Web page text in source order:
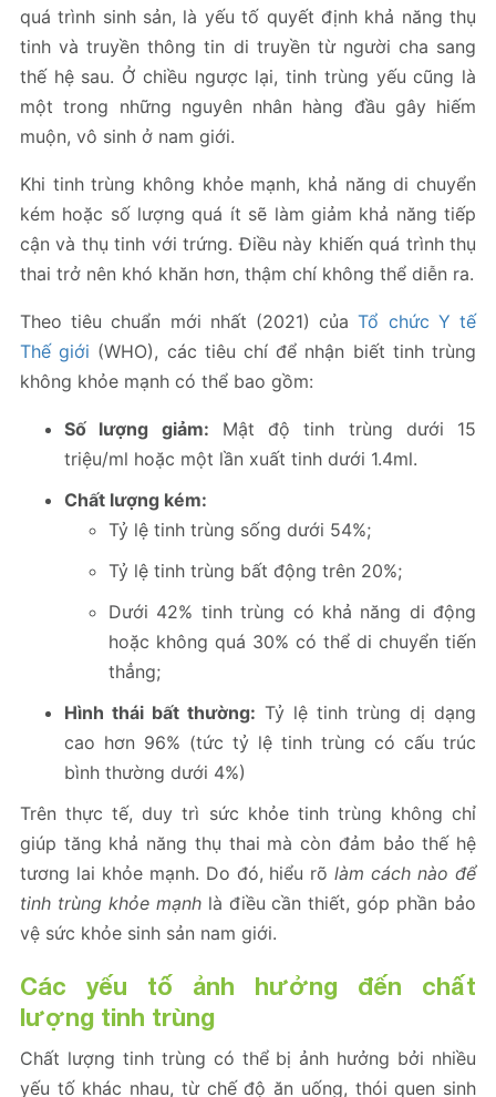
quá trình sinh sản, là yếu tố quyết định khả năng thụ
tinh và truyền thông tin di truyền từ người cha sang
thế hệ sau. Ở chiều ngược lại, tinh trùng yếu cũng là
một trong những nguyên nhân hàng đầu gây hiếm
muộn, vô sinh ở nam giới.
Khi tinh trùng không khỏe mạnh, khả năng di chuyển
kém hoặc số lượng quá ít sẽ làm giảm khả năng tiếp
cận và thụ tinh với trứng. Điều này khiến quá trình thụ
thai trở nên khó khăn hơn, thậm chí không thể diễn ra.
Theo tiêu chuẩn mới nhất (2021) củaTổ chức Y tế
Thế giới (WHO), các tiêu chí để nhận biết tinh trùng
không khỏe mạnh có thể bao gồm:
Số lượng giảm: Mật độ tinh trùng dưới 15
triệu/ml hoặc một lần xuất tinh dưới 1.4ml.
Chất lượng kém:
Tỷ lệ tinh trùng sống dưới 54%;
Tỷ lệ tinh trùng bất động trên 20%;
Dưới 42% tinh trùng có khả năng di động
hoặc không quá 30% có thể di chuyển tiến
thẳng;
Hình thái bất thường: Tỷ lệ tinh trùng dị dạng
cao hơn 96% (tức tỷ lệ tinh trùng có cấu trúc
bình thường dưới 4%)
Trên thực tế, duy trì sức khỏe tinh trùng không chỉ
giúp tăng khả năng thụ thai mà còn đảm bảo thế hệ
tương lai khỏe mạnh. Do đó, hiểu rõlàm cách nào để
tinh trùng khỏe mạnhlà điều cần thiết, góp phần bảo
vệ sức khỏe sinh sản nam giới.
Các yếu tố ảnh hưởng đến chất
lượng tinh trùng
Chất lượng tinh trùng có thể bị ảnh hưởng bởi nhiều
yếu tố khác nhau, từ chế độ ăn uống, thói quen sinh